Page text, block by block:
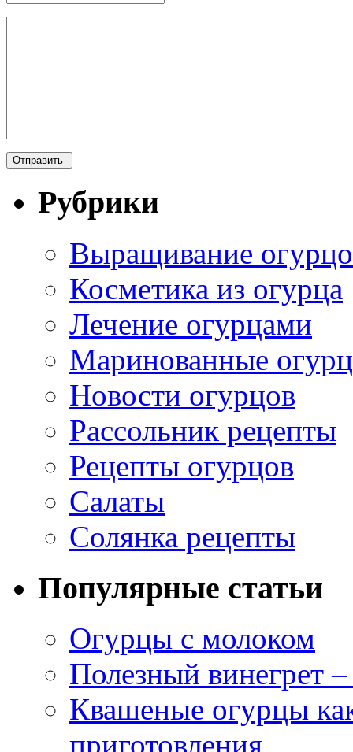
Рубрики
Выращивание
Косметика из огурца
Лечение огурцами
Маринованные
Новости огурцов
Рассольник рецепты
Рецепты огурцов
Салаты
Солянка рецепты
Популярные статьи
Огурцы с молоком
Полезный винегрет
Квашеные огурцы
приготовления